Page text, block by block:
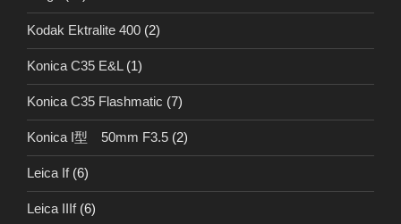
Kodak Ektralite 400 (2)
Konica C35 E&L(1)
Konica C35 Flashmatic (7)
Konica I型 50mm F3.5 (2)
Leica If(6)
Leica IIIf(6)